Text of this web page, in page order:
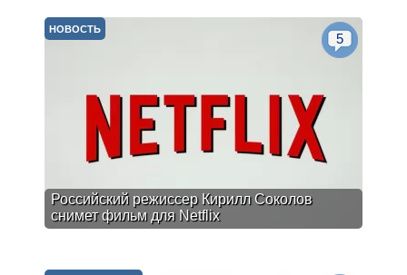
Российский режиссер Кирилл Соколов
снимет фильм для Netflix
НОВОСТЬ
5